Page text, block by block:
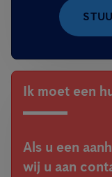
Ik moet een
Als u een
wij u aan